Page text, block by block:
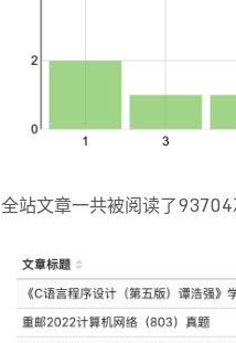
全站文章一共被阅读了93704